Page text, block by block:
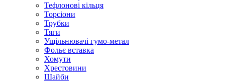
Тефлонові кільця
Торсіони
Трубки
Тяги
Ущільнювачі гумо-метал
Фольє вставка
Хомути
Хрестовини
Шайби